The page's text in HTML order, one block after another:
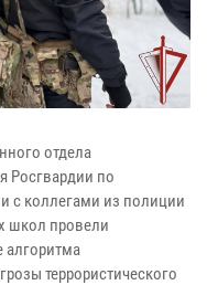
отдела
Росгвардии по
с коллегами из полиции
школ провели
алгоритма
террористического